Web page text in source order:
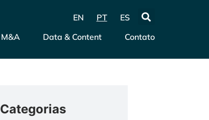
EN PT
ES
M&A Data & Content Contato
Categorias